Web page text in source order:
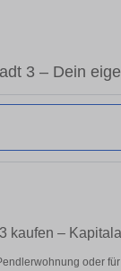
3 – Dein
kaufen –
oder